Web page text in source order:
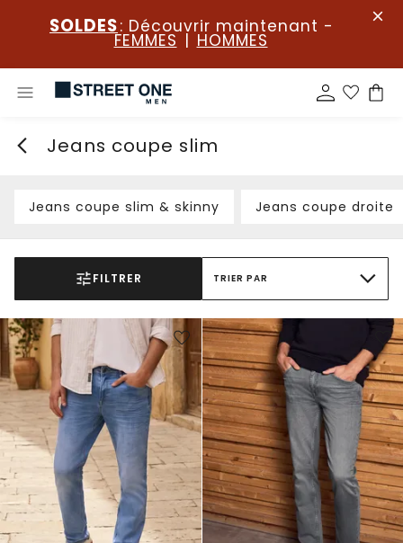
SOLDES: Découvrir maintenant -
FEMMES | HOMMES
Jeans coupe slim
Jeans coupe slim & skinny Jeans coupe droite
FILTRER TRIER PAR